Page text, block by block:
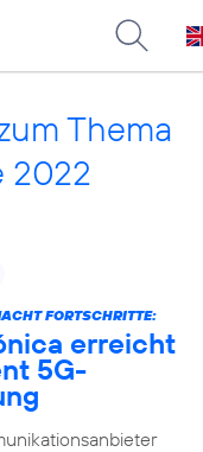
Thema
2022
FORTSCHRITTE:
erreicht
5G-